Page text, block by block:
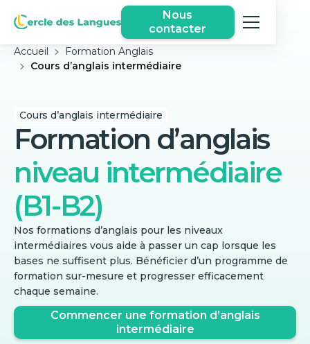
Nous
contacter
Accueil
Formation Anglais
Cours d’anglais intermédiaire
Cours d’anglais intermédiaire
Formation d’anglais
niveau intermédiaire
(B1-B2)
Nos formations d’anglais pour les niveaux
intermédiaires vous aide à passer un cap lorsque les
bases ne suffisent plus. Bénéficier d’un programme de
formation sur-mesure et progresser efficacement
chaque semaine.
Commencer une formation d’anglais
intermédiaire